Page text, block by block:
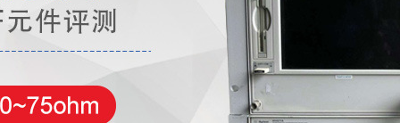
万用表 综合测试仪
蓝牙测试仪 网络分析仪
过程校验仪 电桥测试仪